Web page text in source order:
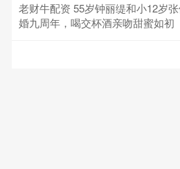
老财牛配资 55岁钟丽缇和小12岁
婚九周年，喝交杯酒亲吻甜蜜如初